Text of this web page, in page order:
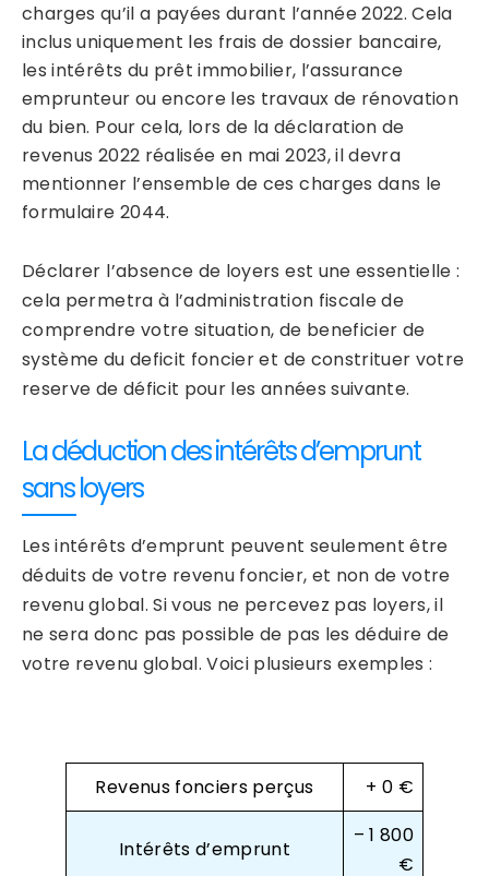
charges qu’il a payées durant l’année 2022. Cela
inclus uniquement les frais de dossier bancaire,
les intérêts du prêt immobilier, l’assurance
emprunteur ou encore les travaux de rénovation
du bien. Pour cela, lors de la déclaration de
revenus 2022 réalisée en mai 2023, il devra
mentionner l’ensemble de ces charges dans le
formulaire 2044.
Déclarer l’absence de loyers est une essentielle :
cela permetra à l’administration fiscale de
comprendre votre situation, de beneficier de
système du deficit foncier et de constrituer votre
reserve de déficit pour les années suivante.
La déduction des intérêts d’emprunt
sans loyers
Les intérêts d’emprunt peuvent seulement être
déduits de votre revenu foncier, et non de votre
revenu global. Si vous ne percevez pas loyers, il
ne sera donc pas possible de pas les déduire de
votre revenu global. Voici plusieurs exemples :
Revenus fonciers perçus + 0 €
Intérêts d’emprunt
– 1 800
€